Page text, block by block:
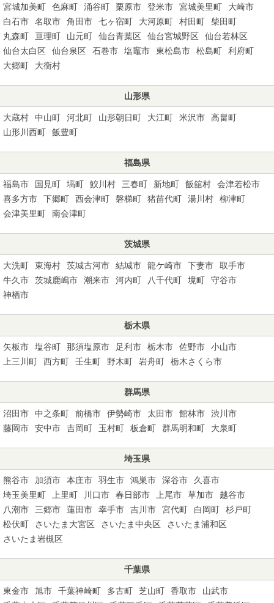
宮城加美町 色麻町 涌谷町 栗原市 登米市 宮城美里町
大崎市
白石市
名取市 角田市 七ヶ宿町 大河原町 村田町
柴田町
丸森町
亘理町 山元町 仙台青葉区 仙台宮城野区
仙台若林区
仙台太白区
仙台泉区 石巻市 塩竈市 東松島市 松島町
利府町
大郷町
大衡村
山形県
大蔵村 中山町 河北町 山形朝日町 大江町 米沢市
高畠町
山形川西町
飯豊町
福島県
福島市 国見町 塙町 鮫川村 三春町 新地町 飯舘村
会津若松市
喜多方市
下郷町 西会津町 磐梯町 猪苗代町 湯川村
柳津町
会津美里町
南会津町
茨城県
大洗町 東海村 茨城古河市 結城市 龍ケ崎市 下妻市
取手市
牛久市
茨城鹿嶋市 潮来市 河内町 八千代町 境町
守谷市
神栖市
栃木県
矢板市 塩谷町 那須塩原市 足利市 栃木市 佐野市
小山市
上三川町
西方町 壬生町 野木町 岩舟町 栃木さくら市
群馬県
沼田市 中之条町 前橋市 伊勢崎市 太田市 館林市
渋川市
藤岡市
安中市 吉岡町 玉村町 板倉町 群馬明和町 大泉町
埼玉県
熊谷市 加須市 本庄市 羽生市 鴻巣市 深谷市
久喜市
埼玉美里町
上里町 川口市 春日部市 上尾市 草加市
越谷市
八潮市
三郷市 蓮田市 幸手市 吉川市 宮代町 白岡町
杉戸町
松伏町
さいたま大宮区 さいたま中央区
さいたま浦和区
さいたま岩槻区
千葉県
東金市 旭市 千葉神崎町 多古町 芝山町 香取市
山武市